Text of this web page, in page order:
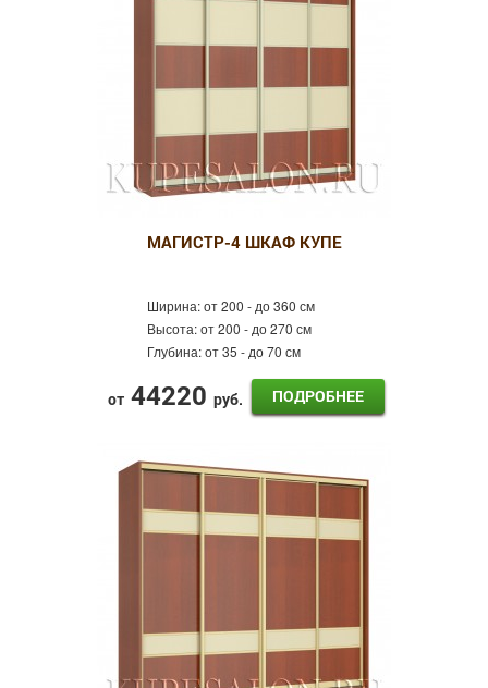
МАГИСТР-4 ШКАФ КУПЕ
Ширина:от 200 - до 360 см
Высота:от 200 - до 270 см
Глубина:от 35 - до 70 см
от 44220 руб. ПОДРОБНЕЕ